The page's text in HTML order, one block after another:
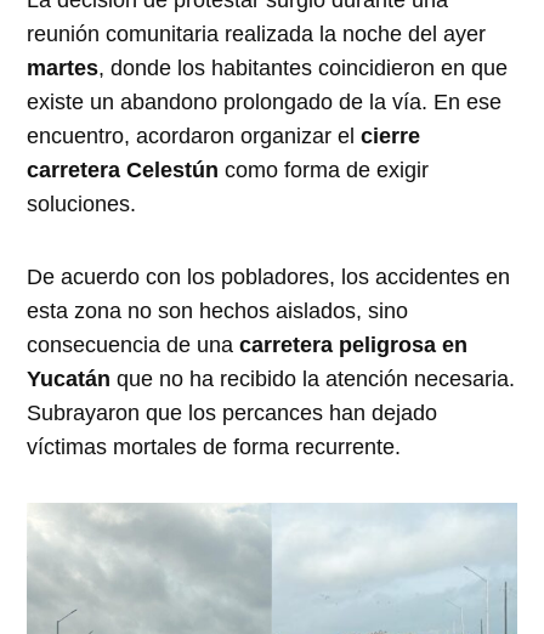
reunión comunitaria realizada la noche del ayer
martes, donde los habitantes coincidieron en que
existe un abandono prolongado de la vía. En ese
encuentro, acordaron organizar elcierre
carretera Celestún como forma de exigir
soluciones.
De acuerdo con los pobladores, los accidentes en
esta zona no son hechos aislados, sino
consecuencia de unacarretera peligrosa en
Yucatán que no ha recibido la atención necesaria.
Subrayaron que los percances han dejado
víctimas mortales de forma recurrente.